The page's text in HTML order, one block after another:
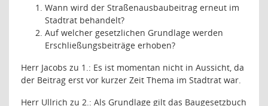
Wann wird der Straßenausbaubeitrag erneut im
Stadtrat behandelt?
Auf welcher gesetzlichen Grundlage werden
Erschließungsbeiträge erhoben?
Herr Jacobs zu 1.: Es ist momentan nicht in Aussicht, da
der Beitrag erst vor kurzer Zeit Thema im Stadtrat war.
Herr Ullrich zu 2.: Als Grundlage gilt das Baugesetzbuch